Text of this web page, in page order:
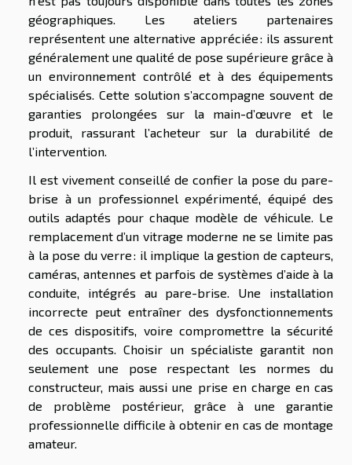
géographiques. Les ateliers partenaires
représentent une alternative appréciée : ils assurent
généralement une qualité de pose supérieure grâce à
un environnement contrôlé et à des équipements
spécialisés. Cette solution s’accompagne souvent de
garanties prolongées sur la main-d’œuvre et le
produit, rassurant l’acheteur sur la durabilité de
l’intervention.
Il est vivement conseillé de confier la pose du pare-
brise à un professionnel expérimenté, équipé des
outils adaptés pour chaque modèle de véhicule. Le
remplacement d’un vitrage moderne ne se limite pas
à la pose du verre : il implique la gestion de capteurs,
caméras, antennes et parfois de systèmes d’aide à la
conduite, intégrés au pare-brise. Une installation
incorrecte peut entraîner des dysfonctionnements
de ces dispositifs, voire compromettre la sécurité
des occupants. Choisir un spécialiste garantit non
seulement une pose respectant les normes du
constructeur, mais aussi une prise en charge en cas
de problème postérieur, grâce à une garantie
professionnelle difficile à obtenir en cas de montage
amateur.